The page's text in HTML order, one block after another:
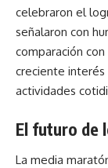
celebraron el
señalaron con
comparación
creciente
actividades
El futuro de
La media